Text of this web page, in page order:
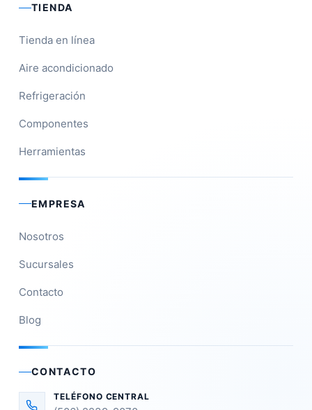
TIENDA
Tienda en línea
Aire acondicionado
Refrigeración
Componentes
Herramientas
EMPRESA
Nosotros
Sucursales
Contacto
Blog
CONTACTO
TELÉFONO CENTRAL